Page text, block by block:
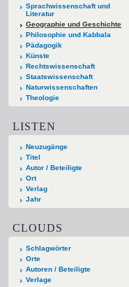
Sprachwissenschaft und
Literatur
Geographie und Geschichte
Philosophie und Kabbala
Pädagogik
Künste
Rechtswissenschaft
Staatswissenschaft
Naturwissenschaften
Theologie
LISTEN
Neuzugänge
Titel
Autor / Beteiligte
Ort
Verlag
Jahr
CLOUDS
Schlagwörter
Orte
Autoren / Beteiligte
Verlage